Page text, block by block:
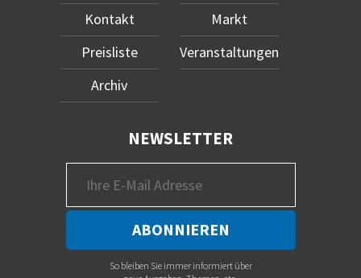
Kontakt
Preisliste
Archiv
Markt
Veranstaltungen
NEWSLETTER
So bleiben Sie immer informiert über